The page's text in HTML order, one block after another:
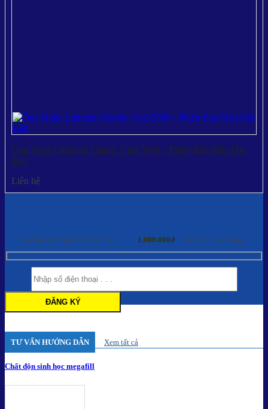
Ống Nghe Littmann Classic 3 mã 5806 – Phiên Bản Màu Đặc
Biệt
Liên hệ
Cơ hội được giảm trừ lên đến 1.000.000đ khi đặt mua hàng !
TƯ VẤN HƯỚNG DẪN Xem tất cả
Chất độn sinh học megafill